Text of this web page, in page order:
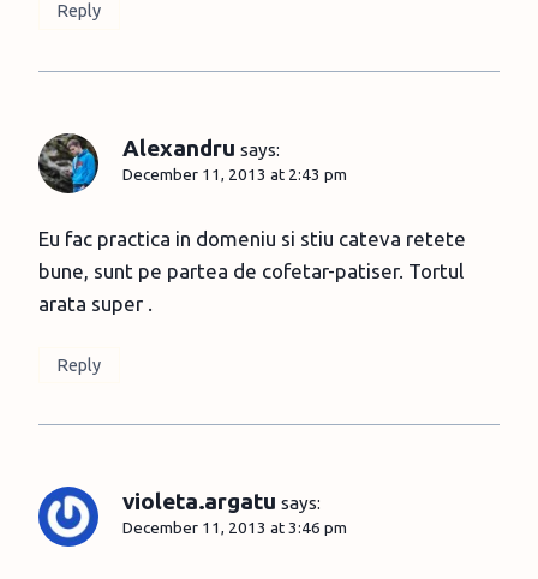
Reply
Alexandru says:
December 11, 2013 at 2:43 pm
Eu fac practica in domeniu si stiu cateva retete
bune, sunt pe partea de cofetar-patiser. Tortul
arata super .
Reply
violeta.argatu says:
December 11, 2013 at 3:46 pm